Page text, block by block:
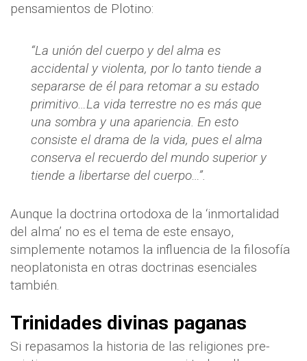
pensamientos de Plotino:
“La unión del cuerpo y del alma es
accidental y violenta, por lo tanto tiende a
separarse de él para retomar a su estado
primitivo…La vida terrestre no es más que
una sombra y una apariencia. En esto
consiste el drama de la vida, pues el alma
conserva el recuerdo del mundo superior y
tiende a libertarse del cuerpo…”.
Aunque la doctrina ortodoxa de la ‘inmortalidad
del alma’ no es el tema de este ensayo,
simplemente notamos la influencia de la filosofía
neoplatonista en otras doctrinas esenciales
también.
Trinidades divinas paganas
Si repasamos la historia de las religiones pre-